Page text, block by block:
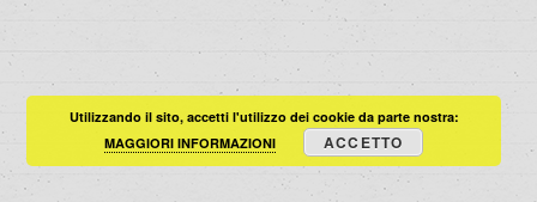
Utilizzando il sito, accetti l'utilizzo dei cookie da parte nostra:
MAGGIORI INFORMAZIONI
ACCETTO